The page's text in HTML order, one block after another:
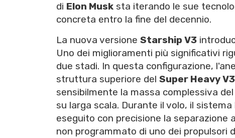
di Elon Musk sta iterando le sue
concreta entro la fine del decennio.
La nuova versione Starship V3
Uno dei miglioramenti più significativi
due stadi. In questa configurazione,
struttura superiore del Super Heavy V3
sensibilmente la massa complessiva
su larga scala. Durante il volo, il
eseguito con precisione la
non programmato di uno dei propulsori